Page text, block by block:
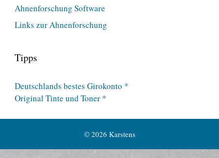
Ahnenforschung Software
Links zur Ahnenforschung
Tipps
Deutschlands bestes Girokonto *
Original Tinte und Toner *
© 2026 Karstens